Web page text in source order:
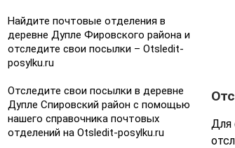
Для
Найдите почтовые отделения в
деревне Дупле Фировского района и
отследите свои посылки – Otsledit-
posylku.ru
Отследите свои посылки в деревне
Дупле Спировский район с помощью
нашего справочника почтовых
отделений на Otsledit-posylku.ru